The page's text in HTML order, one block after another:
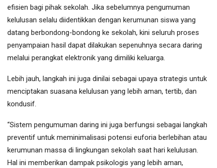
efisien bagi pihak sekolah. Jika sebelumnya pengumuman
kelulusan selalu diidentikkan dengan kerumunan siswa yang
datang berbondong-bondong ke sekolah, kini seluruh proses
penyampaian hasil dapat dilakukan sepenuhnya secara daring
melalui perangkat elektronik yang dimiliki keluarga.
Lebih jauh, langkah ini juga dinilai sebagai upaya strategis untuk
menciptakan suasana kelulusan yang lebih aman, tertib, dan
kondusif.
“Sistem pengumuman daring ini juga berfungsi sebagai langkah
preventif untuk meminimalisasi potensi euforia berlebihan atau
kerumunan massa di lingkungan sekolah saat hari kelulusan.
Hal ini memberikan dampak psikologis yang lebih aman,